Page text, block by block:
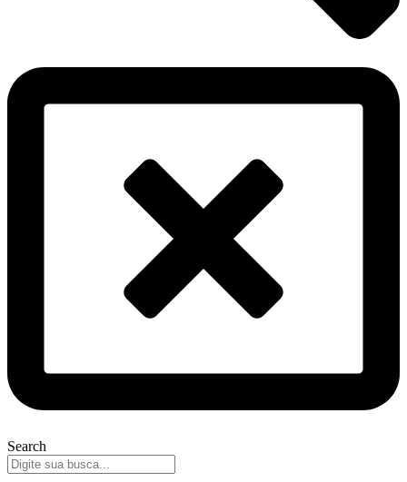
Search